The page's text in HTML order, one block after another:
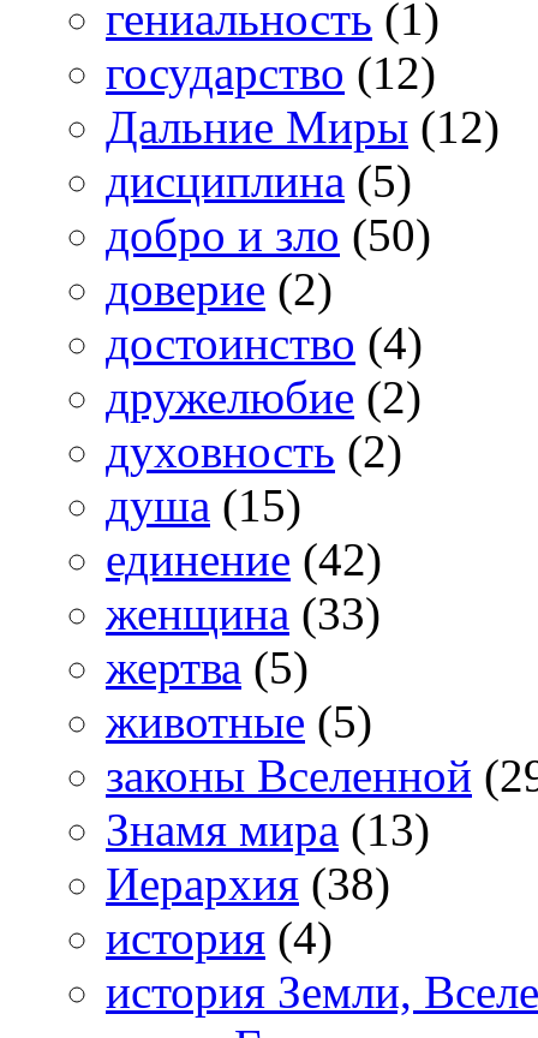
гениальность (1)
государство (12)
Дальние Миры (12)
дисциплина (5)
добро и зло (50)
доверие (2)
достоинство (4)
дружелюбие (2)
духовность (2)
душа (15)
единение (42)
женщина (33)
жертва (5)
животные (5)
законы Вселенной
Знамя мира (13)
Иерархия (38)
история (4)
история Земли,